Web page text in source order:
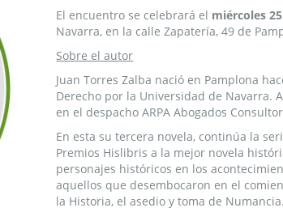
El encuentro se celebrará el miércoles
Navarra, en la calle Zapatería, 49 de
Sobre el autor
Juan Torres Zalba nació en Pamplona
Derecho por la Universidad de Navarra.
en el despacho ARPA Abogados
En esta su tercera novela, continúa la
Premios Hislibris a la mejor novela
personajes históricos en los
aquellos que desembocaron en el
la Historia, el asedio y toma de Numancia.